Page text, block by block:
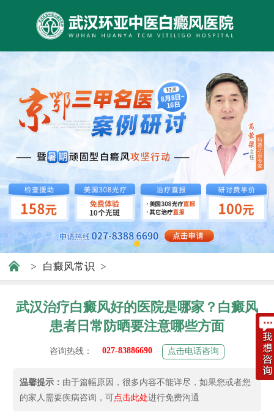
> 白癜风常识 >
武汉治疗白癜风好的医院是哪家？白癜风
患者日常防晒要注意哪些方面
咨询热线： 027-83886690 点击电话咨询
温馨提示： 由于篇幅原因，很多内容不能详尽，如果您或者您
的家人需要疾病咨询，可点击此处进行免费沟通